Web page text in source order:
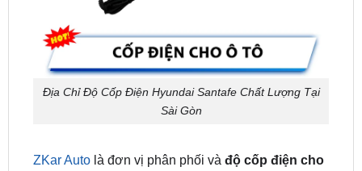
Địa Chỉ Độ Cốp Điện Hyundai Santafe Chất Lượng Tại
Sài Gòn
là đơn vị phân phối và
bạn đang có nhu cầu lắp đặt hoặc trải nghiệm dùng